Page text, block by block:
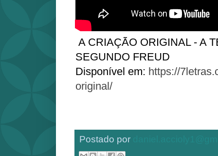
A CRIAÇÃO ORIGINAL - A
SEGUNDO FREUD
Disponível em: https://
original/
Postado por